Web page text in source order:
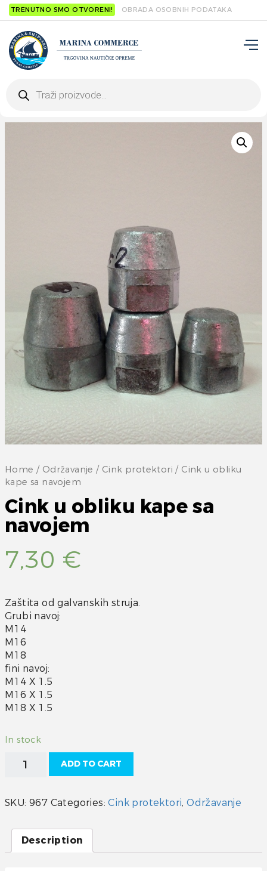
TRENUTNO SMO OTVORENI! OBRADA OSOBNIH PODATAKA
search
Home / Održavanje / Cink protektori / Cink u obliku
kape sa navojem
Cink u obliku kape sa
navojem
7,30 €
Zaštita od galvanskih struja.
Grubi navoj:
M14
M16
M18
fini navoj:
M14 X 1.5
M16 X 1.5
M18 X 1.5
In stock
Cink
kape
sa
quantity
ADD TO CART
SKU: 967 Categories:Cink protektori,Održavanje
Description